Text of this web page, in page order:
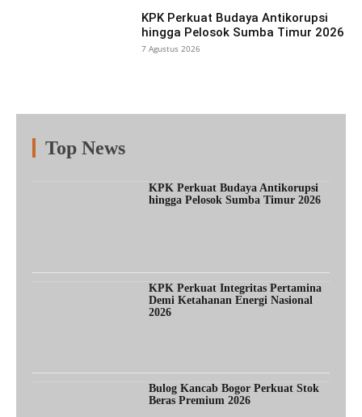
KPK Perkuat Budaya Antikorupsi
hingga Pelosok Sumba Timur 2026
7 Agustus 2026
Top News
KPK Perkuat Budaya Antikorupsi
hingga Pelosok Sumba Timur 2026
KPK Perkuat Integritas Pertamina
Demi Ketahanan Energi Nasional
2026
Bulog Kancab Bogor Perkuat Stok
Beras Premium 2026